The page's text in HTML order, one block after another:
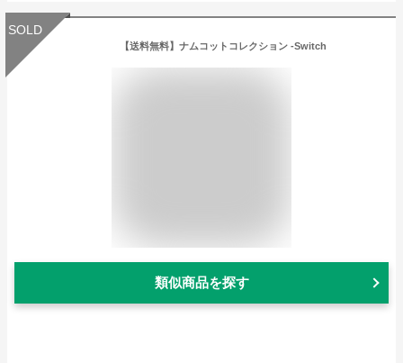
SOLD
【送料無料】ナムコットコレクション -Switch
類似商品を探す